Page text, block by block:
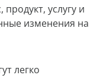
услугу и
изменения на
легко